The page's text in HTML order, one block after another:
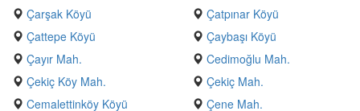
Çarşak Köyü
Çatpınar Köyü
Çattepe Köyü
Çaybaşı Köyü
Çayır Mah.
Cedimoğlu Mah.
Çekiç Köy Mah.
Çekiç Mah.
Cemalettinköy Köyü
Çene Mah.